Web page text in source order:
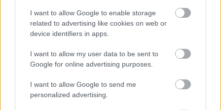
I want to allow Google to enable storage
related to advertising like cookies on web or
device identifiers in apps.
I want to allow my user data to be sent to
Google for online advertising purposes.
I want to allow Google to send me
personalized advertising.
TAGS: Nord Stream
BEST OFINTERNET